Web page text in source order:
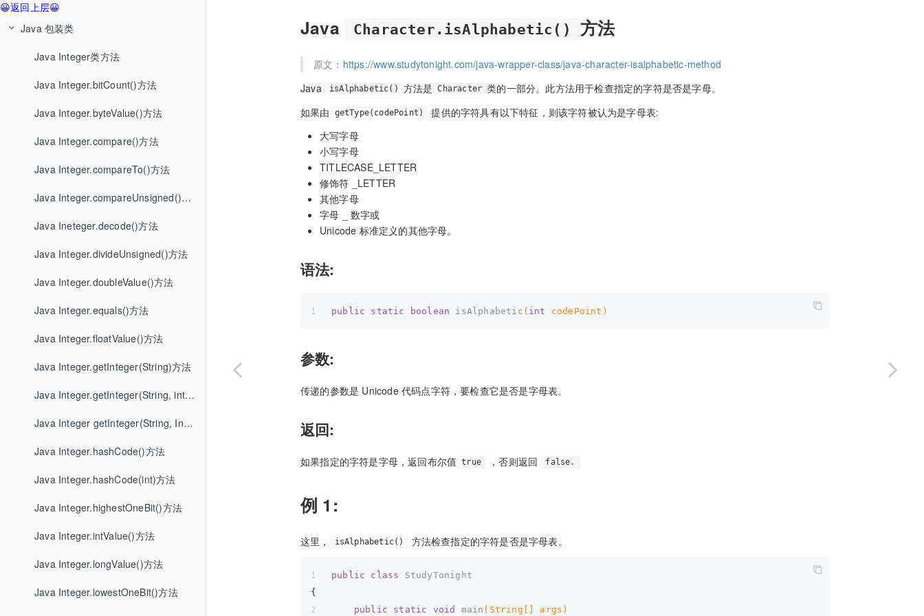
😀返回上层😀
Java 包装类
Java Integer类方法
Java Integer.bitCount()方法
Java Integer.byteValue()方法
Java Integer.compare()方法
Java Integer.compareTo()方法
Java Integer.compareUnsigned()方法
Java Ineteger.decode()方法
Java Integer.divideUnsigned()方法
Java Integer.doubleValue()方法
Java Integer.equals()方法
Java Integer.floatValue()方法
Java Integer.getInteger(String)方法
Java Integer.getInteger(String, int)方法
Java Integer getInteger(String, Integer)方法
Java Integer.hashCode()方法
Java Integer.hashCode(int)方法
Java Integer.highestOneBit()方法
Java Integer.intValue()方法
Java Integer.longValue()方法
Java Integer.lowestOneBit()方法
Java Character.isAlphabetic() 方法
原文： https://www.studytonight.com/java-wrapper-class/java-character-isalphabetic-method
Java
isAlphabetic() 方法是 Character 类的一部分。此方法用于检查指定的字符是否是字母。
如果由
getType(codePoint)
提供的字符具有以下特征，则该字符被认为是字母表:
大写字母
小写字母
TITLECASE_LETTER
修饰符 _LETTER
其他字母
字母 _ 数字或
Unicode 标准定义的其他字母。
语法:
public static boolean isAlphabetic ( int codePoint)
参数:
传递的参数是 Unicode 代码点字符，要检查它是否是字母表。
返回:
如果指定的字符是字母，返回布尔值 true ，否则返回 false.
例 1:
这里， isAlphabetic() 方法检查指定的字符是否是字母表。
public class
StudyTonight
{
public
static void main (String[] args)